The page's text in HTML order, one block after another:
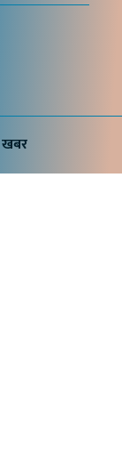
खबर